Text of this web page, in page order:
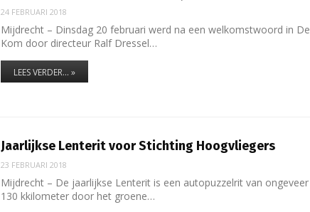
24 FEBRUARI 2018
Mijdrecht – Dinsdag 20 februari werd na een welkomstwoord in De
Kom door directeur Ralf Dressel…
LEES VERDER... »
Jaarlijkse Lenterit voor Stichting Hoogvliegers
23 FEBRUARI 2018
Mijdrecht – De jaarlijkse Lenterit is een autopuzzelrit van ongeveer
130 kkilometer door het groene…